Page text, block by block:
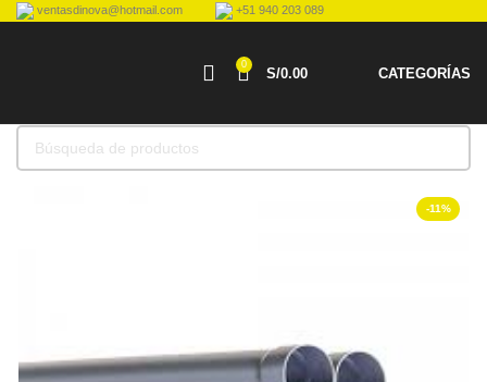
ventasdinova@hotmail.com +51 940 203 089
0
S/0.00 CATEGORÍAS
-11%